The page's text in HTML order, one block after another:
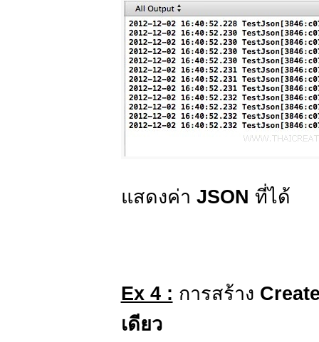
แสดงค่า JSON ที่ได้
Ex 4 : การสร้าง
เดียว